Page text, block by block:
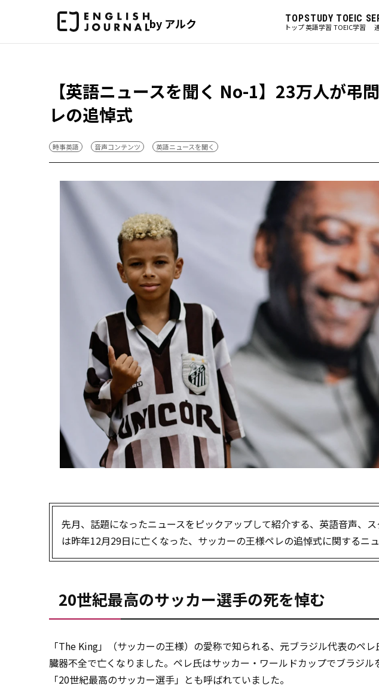
by アルク TOP
トップ
STUDY
英語学習
TOEIC
TOEIC学習
【英語ニュースを聞く No-1】23万人が弔
レの追悼式
時事英語 音声コンテンツ 英語ニュースを聞く
先月、話題になったニュースをピックアップして紹介する、英語音声、
は昨年12月29日に亡くなった、サッカーの王様ペレの追悼式に関するニュ
20世紀最高のサッカー選手の死を悼む
「The King」（サッカーの王様）の愛称で知られる、元ブラジル代表のペ
臓器不全で亡くなりました。ペレ氏はサッカー・ワールドカップでブラジル
「20世紀最高のサッカー選手」とも呼ばれていました。